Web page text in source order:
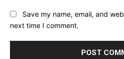
Save my name, email, and
next time I comment.